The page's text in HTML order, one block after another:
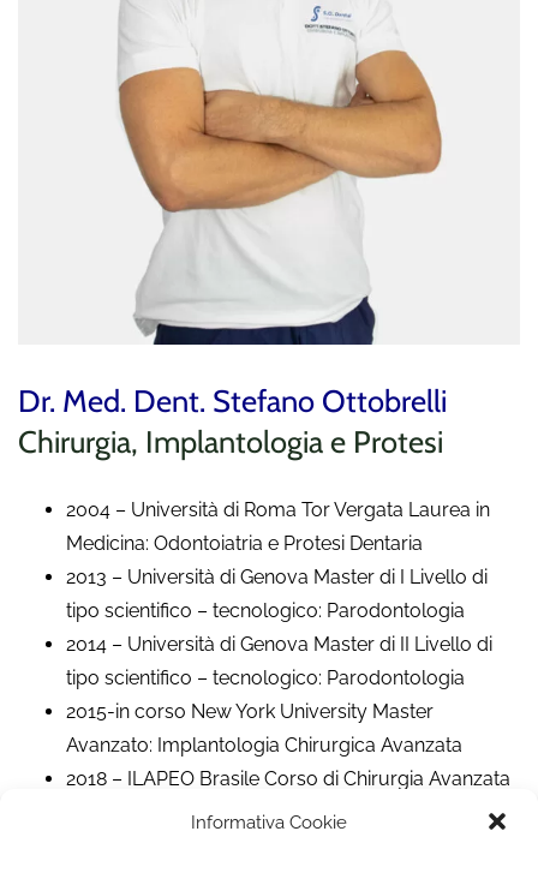
Informativa Cookie
Dr. Med. Dent. Stefano Ottobrelli
Chirurgia, Implantologia e Protesi
2004 – Università di Roma Tor Vergata Laurea in
Medicina: Odontoiatria e Protesi Dentaria
2013 – Università di Genova Master di I Livello di
tipo scientifico – tecnologico: Parodontologia
2014 – Università di Genova Master di II Livello di
tipo scientifico – tecnologico: Parodontologia
2015-in corso New York University Master
Avanzato: Implantologia Chirurgica Avanzata
2018 – ILAPEO Brasile Corso di Chirurgia Avanzata